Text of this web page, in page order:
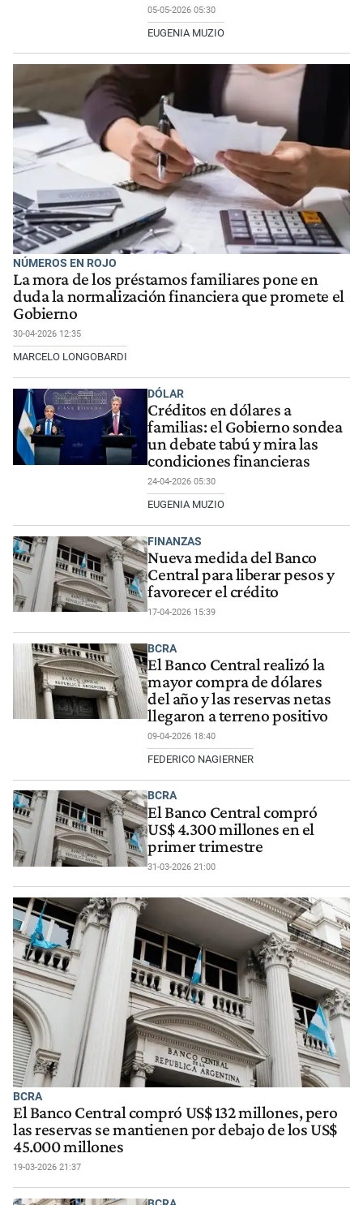
05-05-2026 05:30
EUGENIA MUZIO
NÚMEROS EN ROJO
La mora de los préstamos familiares pone en
duda la normalización financiera que promete el
Gobierno
30-04-2026 12:35
MARCELO LONGOBARDI
DÓLAR
Créditos en dólares a
familias: el Gobierno sondea
un debate tabú y mira las
condiciones financieras
24-04-2026 05:30
EUGENIA MUZIO
FINANZAS
Nueva medida del Banco
Central para liberar pesos y
favorecer el crédito
17-04-2026 15:39
BCRA
El Banco Central realizó la
mayor compra de dólares
del año y las reservas netas
llegaron a terreno positivo
09-04-2026 18:40
FEDERICO NAGIERNER
BCRA
El Banco Central compró
US$ 4.300 millones en el
primer trimestre
31-03-2026 21:00
BCRA
El Banco Central compró US$ 132 millones, pero
las reservas se mantienen por debajo de los US$
45.000 millones
19-03-2026 21:37